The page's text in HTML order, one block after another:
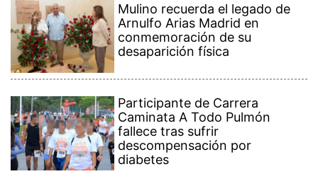
Mulino recuerda el legado de
Arnulfo Arias Madrid en
conmemoración de su
desaparición física
Participante de Carrera
Caminata A Todo Pulmón
fallece tras sufrir
descompensación por
diabetes